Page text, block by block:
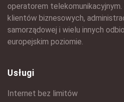
operatorem telekomunikacyjnym.
klientów biznesowych,
samorządowej i wielu innych
europejskim poziomie.
Usługi
Internet bez limitów